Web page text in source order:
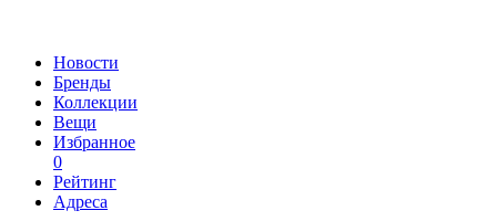
Новости
Бренды
Коллекции
Вещи
Избранное
0
Рейтинг
Адреса